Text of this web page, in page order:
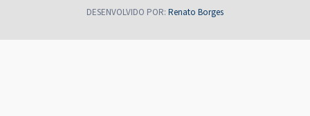
DESENVOLVIDO POR: Renato Borges